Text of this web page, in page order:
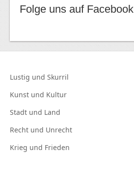
Folge uns auf Facebook
Lustig und Skurril
Kunst und Kultur
Stadt und Land
Recht und Unrecht
Krieg und Frieden